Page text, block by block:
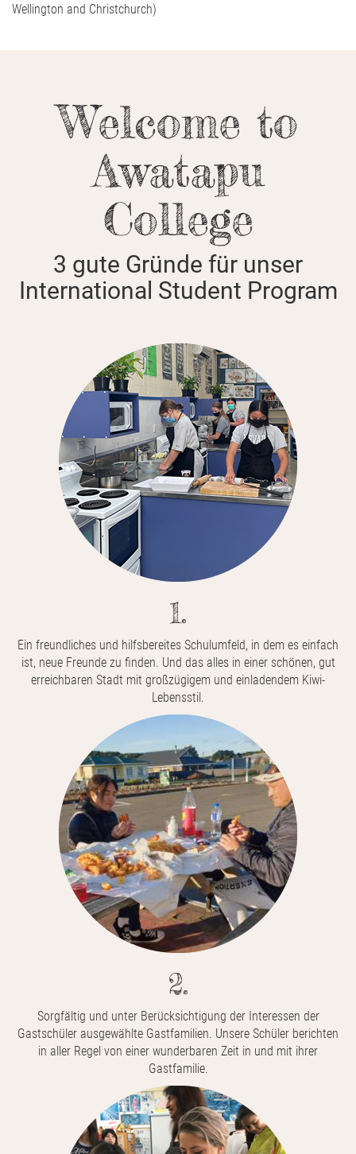
Wellington and Christchurch)
Welcome to
Awatapu
College
3 gute Gründe für unser
International Student Program
1.
Ein freundliches und hilfsbereites Schulumfeld, in dem es einfach
ist, neue Freunde zu finden. Und das alles in einer schönen, gut
erreichbaren Stadt mit großzügigem und einladendem Kiwi-
Lebensstil.
2.
Sorgfältig und unter Berücksichtigung der Interessen der
Gastschüler ausgewählte Gastfamilien. Unsere Schüler berichten
in aller Regel von einer wunderbaren Zeit in und mit ihrer
Gastfamilie.